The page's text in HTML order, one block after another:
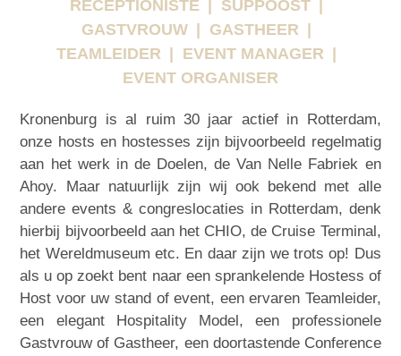
RECEPTIONISTE
SUPPOOST
GASTVROUW
GASTHEER
TEAMLEIDER
EVENT MANAGER
EVENT ORGANISER
Kronenburg is al ruim 30 jaar actief in Rotterdam,
onze hosts en hostesses zijn bijvoorbeeld regelmatig
aan het werk in de Doelen, de Van Nelle Fabriek en
Ahoy. Maar natuurlijk zijn wij ook bekend met alle
andere events & congreslocaties in Rotterdam, denk
hierbij bijvoorbeeld aan het CHIO, de Cruise Terminal,
het Wereldmuseum etc. En daar zijn we trots op! Dus
als u op zoekt bent naar een sprankelende Hostess of
Host voor uw stand of event, een ervaren Teamleider,
een elegant Hospitality Model, een professionele
Gastvrouw of Gastheer, een doortastende Conference